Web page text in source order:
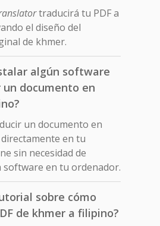
traducirá tu PDF a
el diseño del
de khmer.
algún software
documento en
un documento en
en tu
sin necesidad de
en tu ordenador.
sobre cómo
de khmer a filipino?